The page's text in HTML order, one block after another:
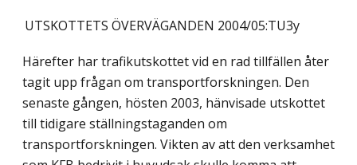
UTSKOTTETS ÖVERVÄGANDEN 2004/05:TU3y
Härefter har trafikutskottet vid en rad tillfällen åter
tagit upp frågan om transportforskningen. Den
senaste gången, hösten 2003, hänvisade utskottet
till tidigare ställningstaganden om
transportforskningen. Vikten av att den verksamhet